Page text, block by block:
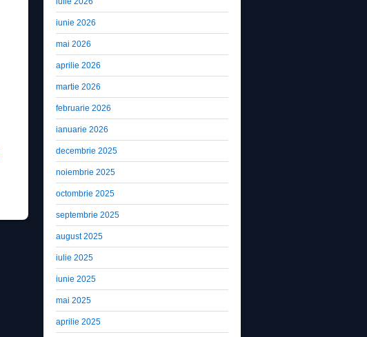
iunie 2026
mai 2026
aprilie 2026
martie 2026
februarie 2026
ianuarie 2026
decembrie 2025
noiembrie 2025
octombrie 2025
septembrie 2025
august 2025
iulie 2025
iunie 2025
mai 2025
aprilie 2025